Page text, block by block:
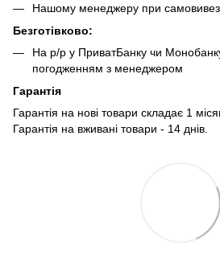
Нашому менеджеру при
Безготівково:
На р/р у ПриватБанку чи
погодженням з менеджером
Гарантія
Гарантія на нові товари складає 1
Гарантія на вживані товари - 14 днів.